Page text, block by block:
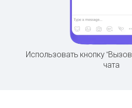
Использовать кнопку
чата